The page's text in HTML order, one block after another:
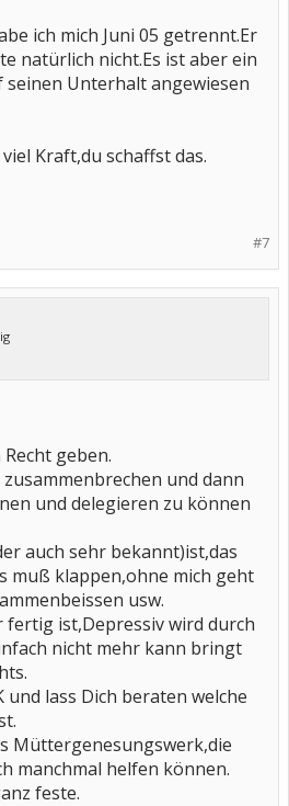
ich mich Juni 05 getrennt.Er
natürlich nicht.Es ist aber ein
seinen Unterhalt angewiesen
Kraft,du schaffst das.
#7
geben.
und dann
und delegieren zu können
auch sehr bekannt)ist,das
muß klappen,ohne mich geht
usw.
fertig ist,Depressiv wird durch
nicht mehr kann bringt
und lass Dich beraten welche
Müttergenesungswerk,die
manchmal helfen können.
feste.